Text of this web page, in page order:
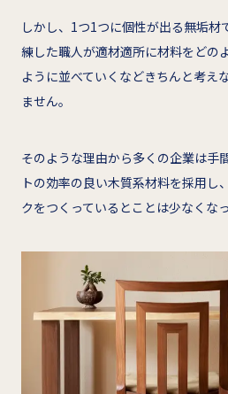
しかし、1つ1つに個性が出る無垢
練した職人が適材適所に材料をどの
ように並べていくなどきちんと考え
ません。
そのような理由から多くの企業は手
トの効率の良い木質系材料を採用し
クをつくっているとことは少なくな